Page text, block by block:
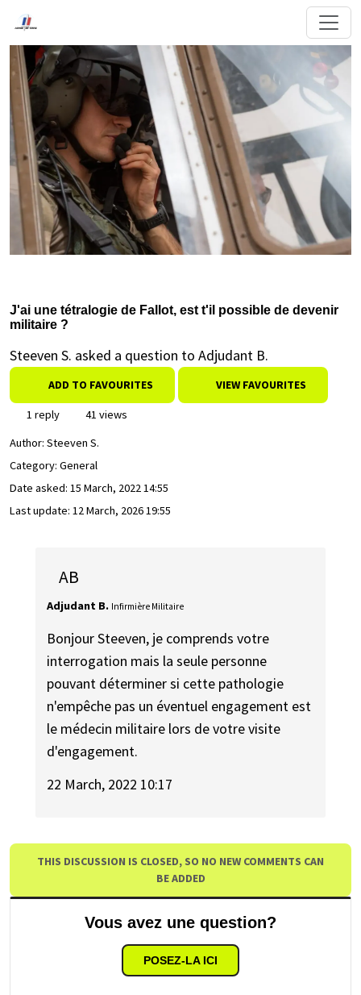
J'ai une tétralogie de Fallot, est t'il possible de devenir
militaire ?
Steeven S. asked a question to Adjudant B.
ADD TO FAVOURITES VIEW FAVOURITES
1 reply
41 views
Author: Steeven S.
Category: General
Date asked: 15 March, 2022 14:55
Last update: 12 March, 2026 19:55
AB
Adjudant B. Infirmière Militaire
Bonjour Steeven, je comprends votre
interrogation mais la seule personne
pouvant déterminer si cette pathologie
n'empêche pas un éventuel engagement est
le médecin militaire lors de votre visite
d'engagement.
22 March, 2022 10:17
THIS DISCUSSION IS CLOSED, SO NO NEW COMMENTS CAN
BE ADDED
Vous avez une question?
POSEZ-LA ICI